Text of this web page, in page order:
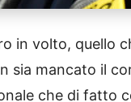
in volto, quello
sia mancato il
che di fatto